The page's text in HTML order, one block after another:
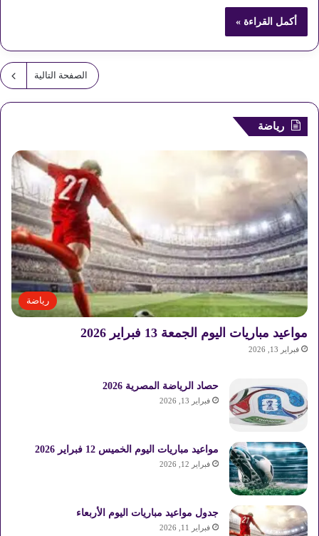
أكمل القراءة »
الصفحة التالية
رياضة
رياضة
مواعيد مباريات اليوم الجمعة 13 فبراير 2026
فبراير 13, 2026
حصاد الرياضة المصرية 2026
فبراير 13, 2026
مواعيد مباريات اليوم الخميس 12 فبراير 2026
فبراير 12, 2026
جدول مواعيد مباريات اليوم الأربعاء
فبراير 11, 2026